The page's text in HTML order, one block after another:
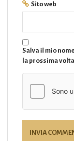
Sito web
Salva il mio
la prossima